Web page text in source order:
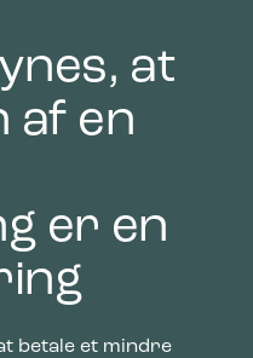
at
af en
er en
betale et mindre